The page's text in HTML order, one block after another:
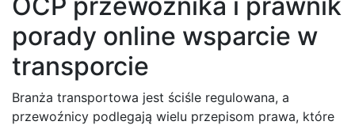
porady online wsparcie w
transporcie
Branża transportowa jest ściśle regulowana, a
przewoźnicy podlegają wielu przepisom prawa, które